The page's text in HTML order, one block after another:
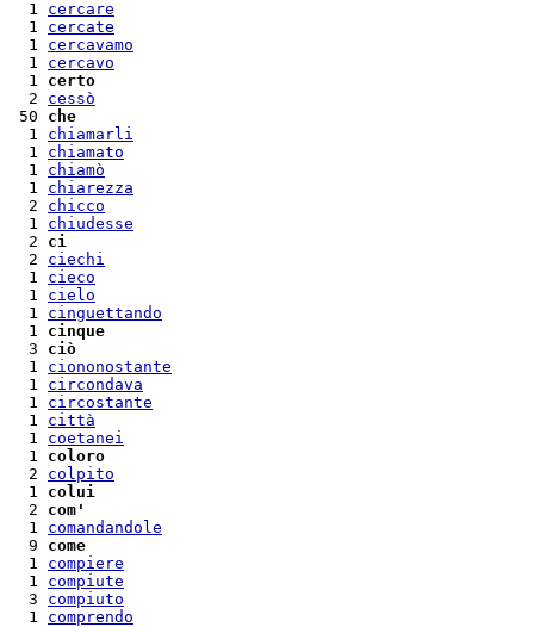
  1
cercare
  1
cercate
  1
cercavamo
  1
cercavo
  1
certo
  2
cessò
50 che
  1
chiamarli
  1
chiamato
  1
chiamò
  1
chiarezza
  2
chicco
  1
chiudesse
  2
ci
  2
ciechi
  1
cieco
  1
cielo
  1
cinguettando
  1
cinque
  3
ciò
  1
ciononostante
  1
circondava
  1
circostante
  1
città
  1
coetanei
  1
coloro
  2
colpito
  1
colui
  2
com'
  1
comandandole
  9
come
  1
compiere
  1
compiute
  3
compiuto
  1
comprendo